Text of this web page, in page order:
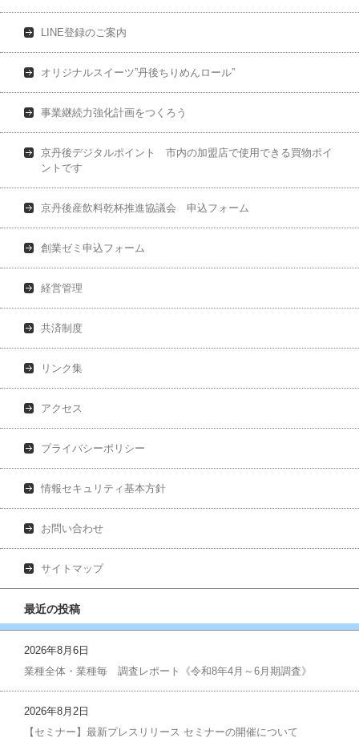
LINE登録のご案内
オリジナルスイーツ”丹後ちりめんロール”
事業継続力強化計画をつくろう
京丹後デジタルポイント 市内の加盟店で使用できる買物ポイ
ントです
京丹後産飲料乾杯推進協議会 申込フォーム
創業ゼミ申込フォーム
経営管理
共済制度
リンク集
アクセス
プライバシーポリシー
情報セキュリティ基本方針
お問い合わせ
サイトマップ
最近の投稿
2026年8月6日
業種全体・業種毎 調査レポート《令和8年4月～6月期調査》
2026年8月2日
【セミナー】最新プレスリリース セミナーの開催について